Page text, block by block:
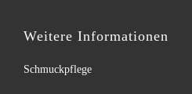
Weitere Informationen
Schmuckpflege